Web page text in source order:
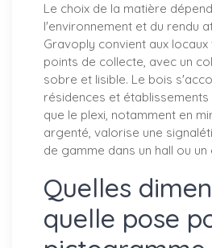
Le choix de la matière
l'environnement et du rendu
Gravoply convient aux
points de collecte, avec un
sobre et lisible. Le bois
résidences et
que le plexi, notamment en
argenté, valorise une
de gamme dans un hall ou
Quelles
quelle pose